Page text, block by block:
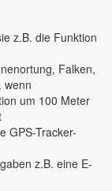
z.B. die Funktion
Falken,
wenn
um 100 Meter
GPS-Tracker-
z.B. eine E-